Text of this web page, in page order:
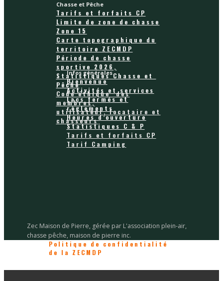
Infos générales
Bienvenue
Activités et services
Lacs fermés et
règlements
Heures d’ouverture
Statistiques C & P
Tarifs et forfaits CP
Tarif Camping
Chasse et Pêche
Tarifs et forfaits CP
Limite de zone de chasse
Zone 15
Carte topographique du
territoire ZECMDP
Période de chasse
sportive 2026,
Statistiques Chasse et
Pêche
Code éthique des
membres,
utilisateur, locataire et
chasseurs
Politique de confidentialité
de la ZECMDP
Zec Maison de Pierre, gérée par L'association plein-air,
chasse pêche, maison de pierre inc.